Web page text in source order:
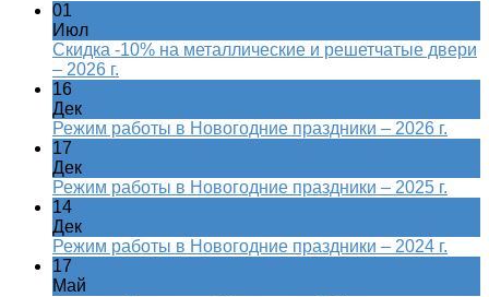
01
Июл
Скидка -10% на металлические и решетчатые двери
– 2026 г.
16
Дек
Режим работы в Новогодние праздники – 2026 г.
17
Дек
Режим работы в Новогодние праздники – 2025 г.
14
Дек
Режим работы в Новогодние праздники – 2024 г.
17
Май